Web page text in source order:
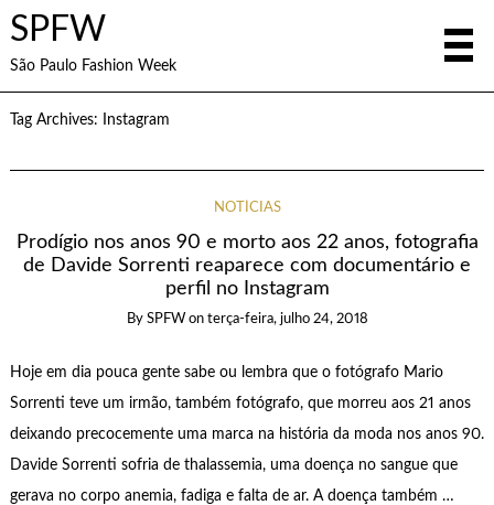
SPFW
São Paulo Fashion Week
Tag Archives: Instagram
NOTÍCIAS
Prodígio nos anos 90 e morto aos 22 anos, fotografia
de Davide Sorrenti reaparece com documentário e
perfil no Instagram
By SPFW on terça-feira, julho 24, 2018
Hoje em dia pouca gente sabe ou lembra que o fotógrafo Mario
Sorrenti teve um irmão, também fotógrafo, que morreu aos 21 anos
deixando precocemente uma marca na história da moda nos anos 90.
Davide Sorrenti sofria de thalassemia, uma doença no sangue que
gerava no corpo anemia, fadiga e falta de ar. A doença também …